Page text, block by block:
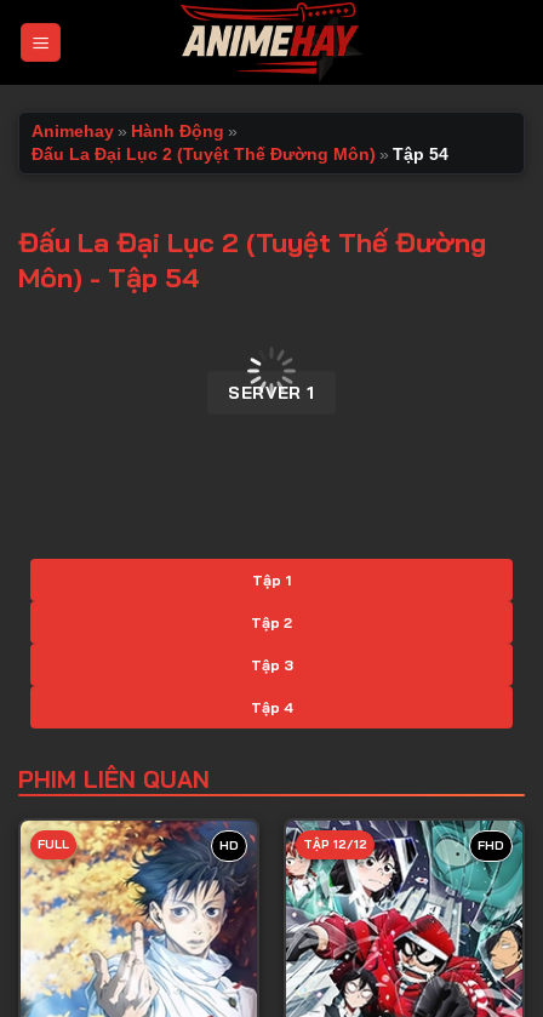
Animehay » Hành Động »
Đấu La Đại Lục 2 (Tuyệt Thế Đường Môn) » Tập 54
Đấu La Đại Lục 2 (Tuyệt Thế Đường
Môn) - Tập 54
SERVER 1
Tập 1
Tập 2
Tập 3
Tập 4
Tập 6
Tập 7
Tập 8
Tập 9
Tập 10
Tập 11
PHIM LIÊN QUAN
HD
FULL FHD
TẬP 12/12